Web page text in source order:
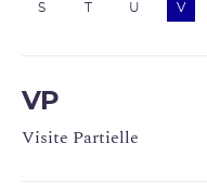
S U V
VP
Visite Partielle